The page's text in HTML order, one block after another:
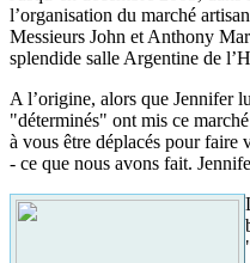
l’organisation du marché
Messieurs John et Anthony
splendide salle Argentine de
A l’origine, alors que Jennifer
"déterminés" ont mis ce
à vous être déplacés pour faire
- ce que nous avons fait.